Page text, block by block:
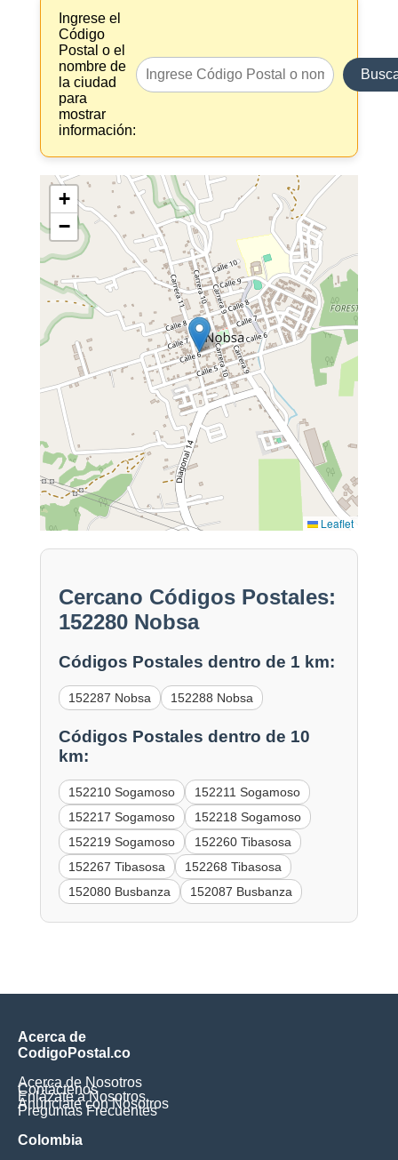
Ingrese el
Código
Postal o el
nombre de
la ciudad
para
mostrar
información:
+
−
Leaflet
Cercano Códigos Postales:
152280 Nobsa
Códigos Postales dentro de 1 km:
152287 Nobsa 152288 Nobsa
Códigos Postales dentro de 10
km:
152210 Sogamoso
152211 Sogamoso
152217 Sogamoso
152218 Sogamoso
152219 Sogamoso
152260 Tibasosa
152267 Tibasosa
152268 Tibasosa
152080 Busbanza
152087 Busbanza
Acerca de
CodigoPostal.co
Acerca de Nosotros
Contáctenos
Enlázate a Nosotros
Anúnciate con Nosotros
Preguntas Frecuentes
Colombia